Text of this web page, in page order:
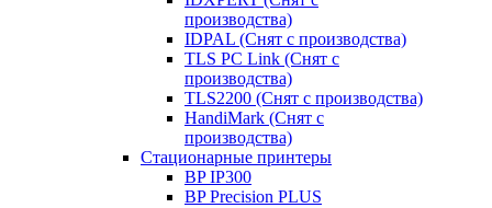
производства)
IDPAL (Снят с производства)
TLS PC Link (Снят с
производства)
TLS2200 (Снят с производства)
HandiMark (Снят с
производства)
Стационарные принтеры
BP IP300
BP Precision PLUS